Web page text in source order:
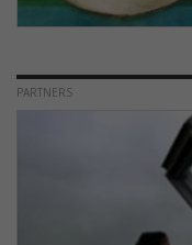
PARTNERS